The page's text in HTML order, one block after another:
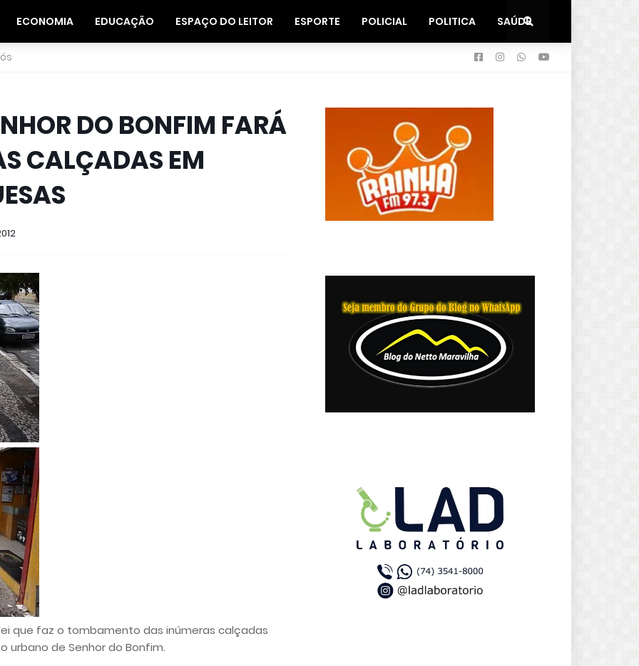
ECONOMIA EDUCAÇÃO ESPAÇO DO LEITOR ESPORTE POLICIAL POLITICA SAÚDE
DO BONFIM FARÁ
CALÇADAS EM
que faz o tombamento das inúmeras calçadas
de Senhor do Bonfim.